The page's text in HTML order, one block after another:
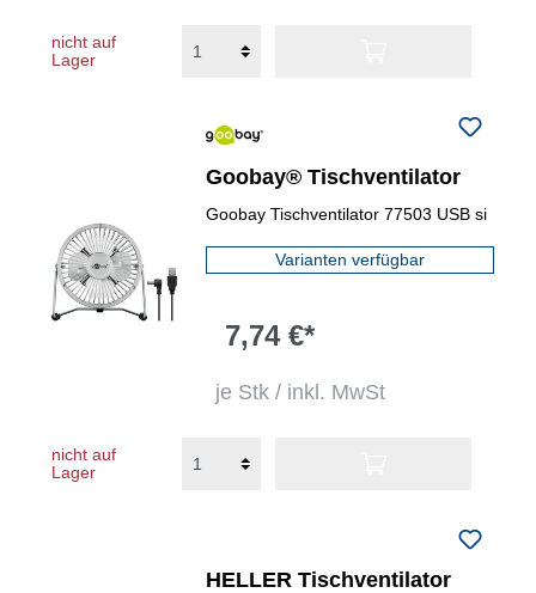
nicht auf
Lager
Goobay® Tischventilator
Goobay Tischventilator 77503 USB si
Varianten verfügbar
7,74 €*
je Stk / inkl. MwSt
nicht auf
Lager
HELLER Tischventilator